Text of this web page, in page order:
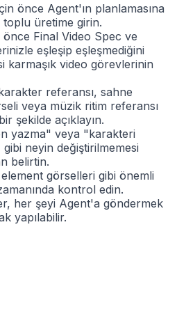
önce Agent'ın planlamasına
toplu üretime girin.
Final Video Spec ve
eşleşip eşleşmediğini
karmaşık video görevlerinin
referansı, sahne
veya müzik ritim referansı
şekilde açıklayın.
yazma" veya "karakteri
neyin değiştirilmemesi
belirtin.
görselleri gibi önemli
kontrol edin.
her şeyi Agent'a göndermek
yapılabilir.